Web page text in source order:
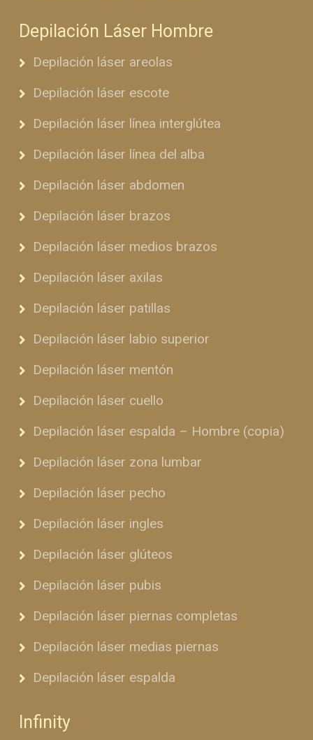
Depilación Láser Hombre
Depilación láser areolas
Depilación láser escote
Depilación láser línea interglútea
Depilación láser línea del alba
Depilación láser abdomen
Depilación láser brazos
Depilación láser medios brazos
Depilación láser axilas
Depilación láser patillas
Depilación láser labio superior
Depilación láser mentón
Depilación láser cuello
Depilación láser espalda – Hombre (copia)
Depilación láser zona lumbar
Depilación láser pecho
Depilación láser ingles
Depilación láser glúteos
Depilación láser pubis
Depilación láser piernas completas
Depilación láser medias piernas
Depilación láser espalda
Infinity